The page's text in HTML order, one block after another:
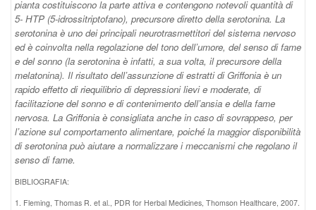
pianta costituiscono la parte attiva e contengono notevoli quantità di
5- HTP (5-idrossitriptofano), precursore diretto della serotonina. La
serotonina è uno dei principali neurotrasmettitori del sistema nervoso
ed è coinvolta nella regolazione del tono dell’umore, del senso di fame
e del sonno (la serotonina è infatti, a sua volta, il precursore della
melatonina). Il risultato dell’assunzione di estratti di Griffonia è un
rapido effetto di riequilibrio di depressioni lievi e moderate, di
facilitazione del sonno e di contenimento dell’ansia e della fame
nervosa. La Griffonia è consigliata anche in caso di sovrappeso, per
l’azione sul comportamento alimentare, poiché la maggior disponibilità
di serotonina può aiutare a normalizzare i meccanismi che regolano il
senso di fame.
BIBLIOGRAFIA:
1. Fleming, Thomas R. et al., PDR for Herbal Medicines, Thomson Healthcare, 2007.